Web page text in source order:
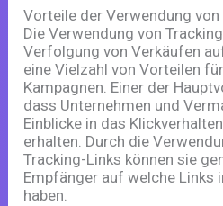
Vorteile der Verwendung
Die Verwendung von
Verfolgung von Verkäufen
eine Vielzahl von Vorteilen
Kampagnen. Einer der
dass Unternehmen und
Einblicke in das
erhalten. Durch die
Tracking-Links können sie
Empfänger auf welche Links
haben.